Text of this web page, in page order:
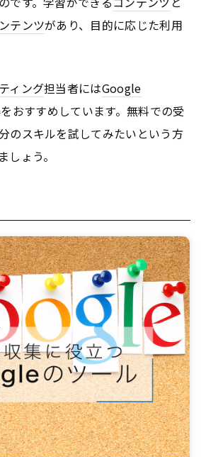
テンツがあり、目的に応じた利用
ィング担当者にはGoogle
おすすめしています。無料での受
のスキルを試してみたいという方
しょう。